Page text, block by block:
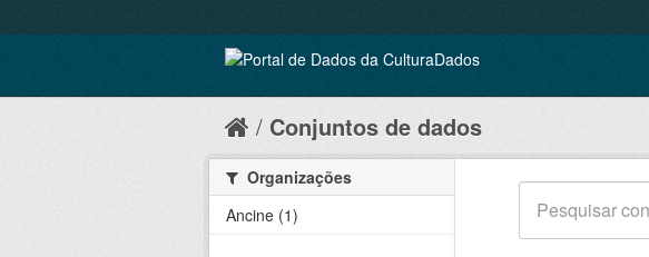
Conjuntos de dados
Organizações
Ancine (1)